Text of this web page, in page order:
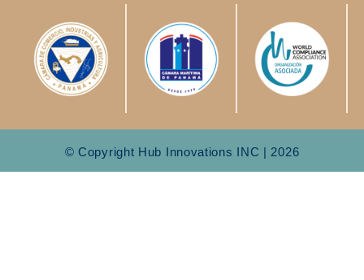
© Copyright Hub Innovations INC | 2026